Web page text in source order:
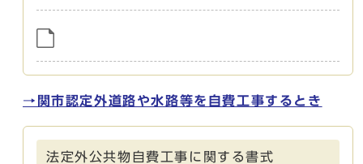
→関市認定外道路や水路等を自費工事するとき
法定外公共物自費工事に関する書式